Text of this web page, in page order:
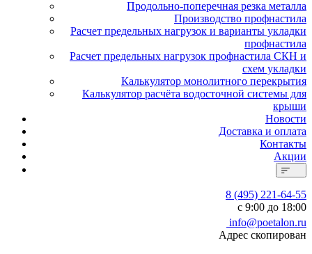
Продольно-поперечная резка металла
Производство профнастила
Расчет предельных нагрузок и варианты укладки
профнастила
Расчет предельных нагрузок профнастила СКН и
схем укладки
Калькулятор монолитного перекрытия
Калькулятор расчёта водосточной системы для
крыши
Новости
Доставка и оплата
Контакты
Акции
8 (495) 221-64-55
с 9:00 до 18:00
info@poetalon.ru
Адрес скопирован